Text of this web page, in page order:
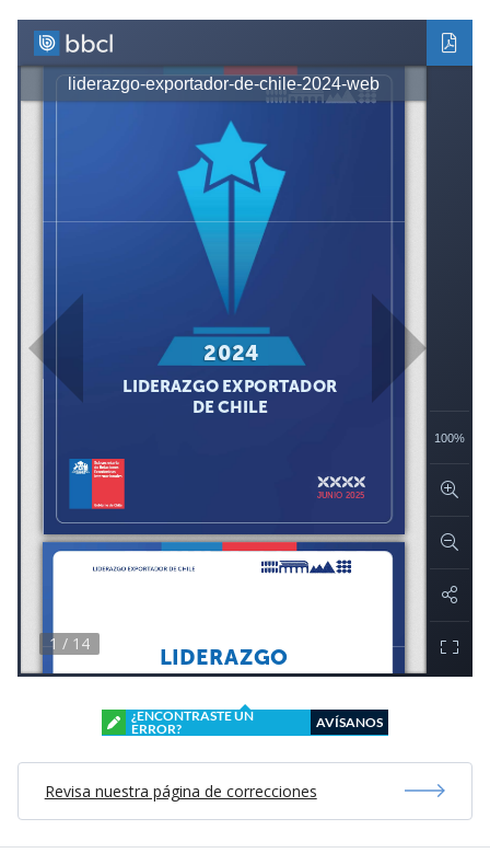
¿ENCONTRASTE UN
ERROR?
AVÍSANOS
Revisa nuestra página de correcciones